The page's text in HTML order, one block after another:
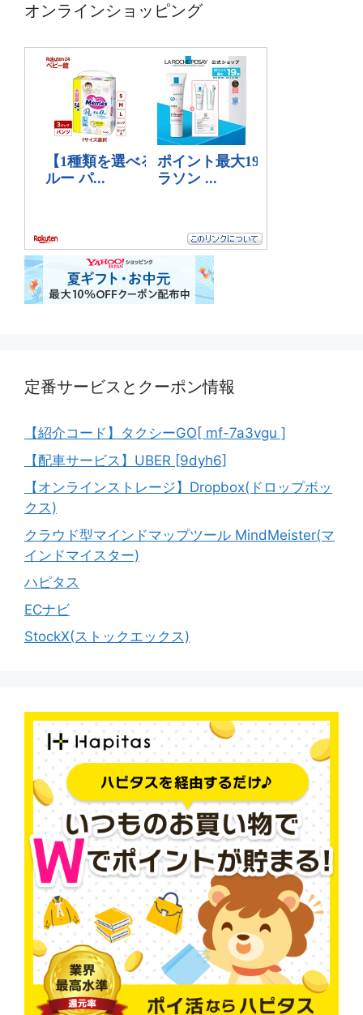
オンラインショッピング
定番サービスとクーポン情報
【紹介コード】タクシーGO[ mf-7a3vgu ]
【配車サービス】UBER [9dyh6]
【オンラインストレージ】Dropbox(ドロップボッ
クス)
クラウド型マインドマップツール MindMeister(マ
インドマイスター)
ハピタス
ECナビ
StockX(ストックエックス)